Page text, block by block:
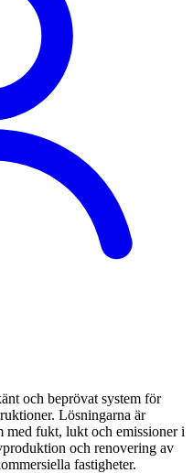
och beprövat system för
Lösningarna är
med fukt, lukt och emissioner i
och renovering av
fastigheter.